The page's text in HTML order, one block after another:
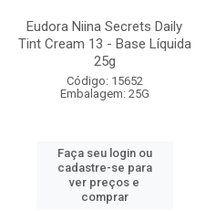
Eudora Niina Secrets Daily
Tint Cream 13 - Base Líquida
25g
Código: 15652
Embalagem: 25G
Faça seu login ou
cadastre-se para
ver preços e
comprar